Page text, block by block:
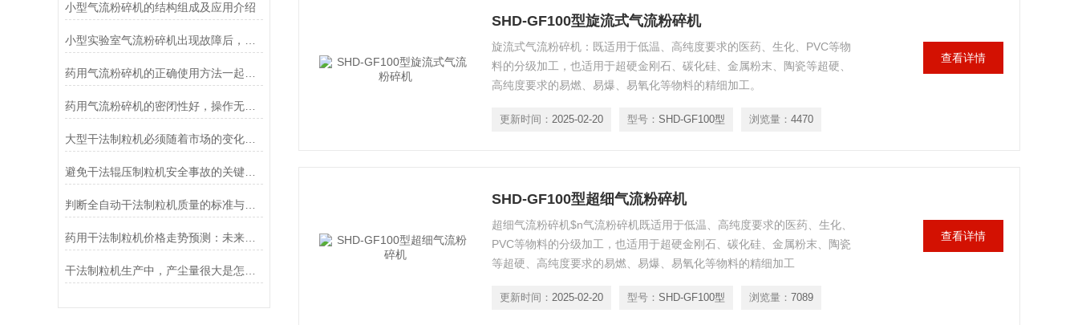
小型气流粉碎机的结构组成及应用介绍
药用气流粉碎机的密闭性好，操作无污染
大型干法制粒机必须随着市场的变化不断创新
避免干法辊压制粒机安全事故的关键步骤
判断全自动干法制粒机质量的标准与方法
药用干法制粒机价格走势预测：未来市场将何去何从？
SHD-GF100型旋流式气流粉碎机
旋流式气流粉碎机：既适用于低温、高纯度要求的医药、生化、PVC等物
料的分级加工，也适用于超硬金刚石、碳化硅、金属粉末、陶瓷等超硬、
高纯度要求的易燃、易爆、易氧化等物料的精细加工。
更新时间： 2025-02-20 型号： SHD-GF100型 浏览量： 4470
查看详情
SHD-GF100型超细气流粉碎机
超细气流粉碎机$n气流粉碎机既适用于低温、高纯度要求的医药、生化、
PVC等物料的分级加工，也适用于超硬金刚石、碳化硅、金属粉末、陶瓷
等超硬、高纯度要求的易燃、易爆、易氧化等物料的精细加工
更新时间： 2025-02-20 型号： SHD-GF100型 浏览量： 7089
查看详情